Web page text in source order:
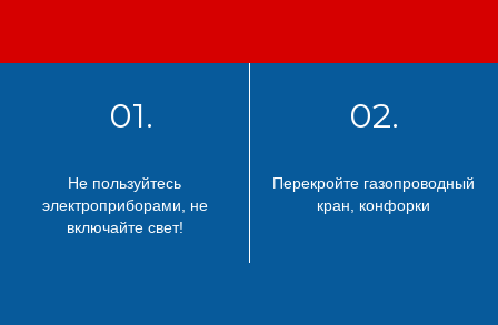
01.
Не пользуйтесь
электроприборами, не
включайте свет!
02.
Перекройте газопроводный
кран, конфорки